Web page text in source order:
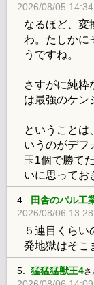
2026/08/05
なるほど、変
わ。たしかに
うですね。
さすがに純粋
は最強のケン
ということは
いうのがデフ
玉1個で勝て
いに思ってお
4. 田舎のパル工
2026/08/06
５連目くら
発地獄はそこ
5. 猛猛猛獣王4さ